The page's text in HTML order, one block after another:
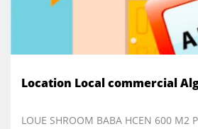
LOUE SHROOM BABA HCEN 600 M2